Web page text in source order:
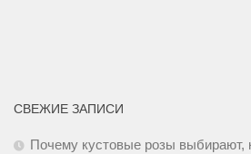
СВЕЖИЕ ЗАПИСИ
Почему кустовые розы выбирают,